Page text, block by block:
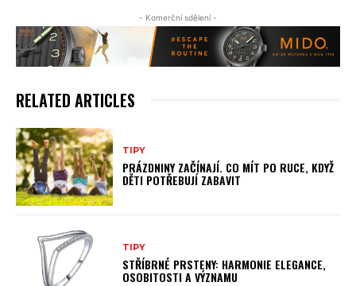
- Komerční sdělení -
RELATED ARTICLES
TIPY
PRÁZDNINY ZAČÍNAJÍ. CO MÍT PO RUCE, KDYŽ
DĚTI POTŘEBUJÍ ZABAVIT
TIPY
STŘÍBRNÉ PRSTENY: HARMONIE ELEGANCE,
OSOBITOSTI A VÝZNAMU